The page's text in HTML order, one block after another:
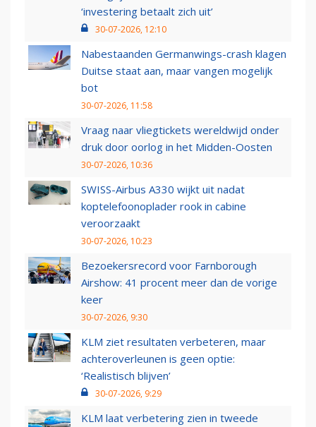
‘investering betaalt zich uit’
30-07-2026, 12:10
Nabestaanden Germanwings-crash klagen
Duitse staat aan, maar vangen mogelijk
bot
30-07-2026, 11:58
Vraag naar vliegtickets wereldwijd onder
druk door oorlog in het Midden-Oosten
30-07-2026, 10:36
SWISS-Airbus A330 wijkt uit nadat
koptelefoonoplader rook in cabine
veroorzaakt
30-07-2026, 10:23
Bezoekersrecord voor Farnborough
Airshow: 41 procent meer dan de vorige
keer
30-07-2026, 9:30
KLM ziet resultaten verbeteren, maar
achteroverleunen is geen optie:
‘Realistisch blijven’
30-07-2026, 9:29
KLM laat verbetering zien in tweede